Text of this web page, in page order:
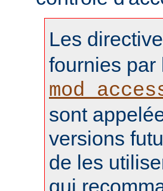
Les
fournies par
sont
versions
de les
qui